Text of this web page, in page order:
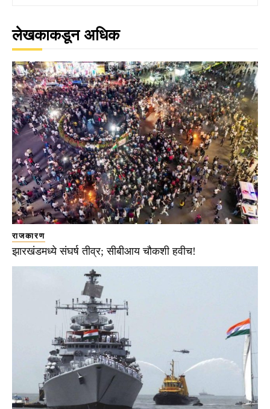
लेखकाकडून अधिक
राजकारण
झारखंडमध्ये संघर्ष तीव्र; सीबीआय चौकशी हवीच!